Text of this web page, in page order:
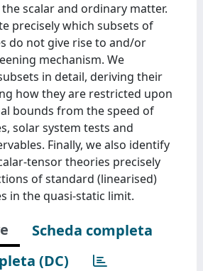
scalar and ordinary matter.
precisely which subsets of
do not give rise to and/or
mechanism. We
in detail, deriving their
how they are restricted upon
bounds from the speed of
solar system tests and
Finally, we also identify
tensor theories precisely
of standard (linearised)
in the quasi-static limit.
Scheda completa
(DC)